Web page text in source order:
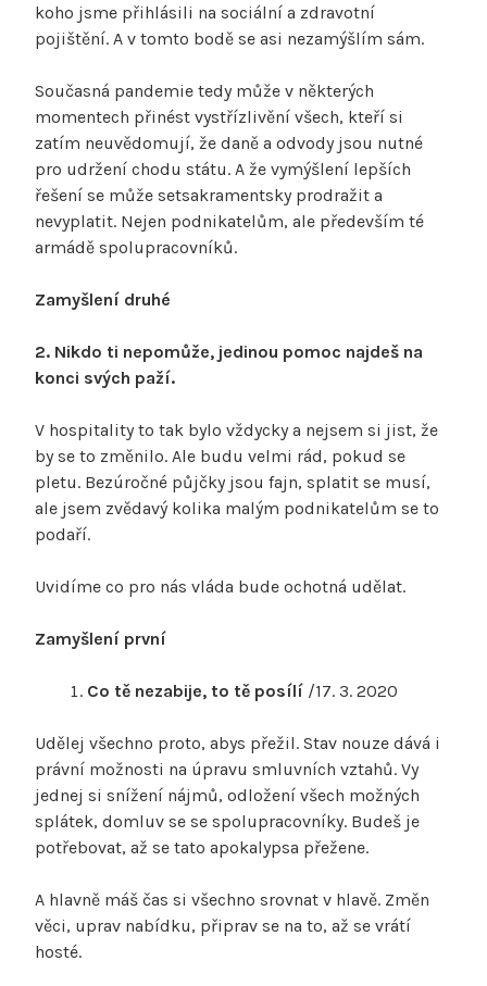
koho jsme přihlásili na sociální a zdravotní
pojištění. A v tomto bodě se asi nezamýšlím sám.
Současná pandemie tedy může v některých
momentech přinést vystřízlivění všech, kteří si
zatím neuvědomují, že daně a odvody jsou nutné
pro udržení chodu státu. A že vymýšlení lepších
řešení se může setsakramentsky prodražit a
nevyplatit. Nejen podnikatelům, ale především té
armádě spolupracovníků.
Zamyšlení druhé
2. Nikdo ti nepomůže, jedinou pomoc najdeš na
konci svých paží.
V hospitality to tak bylo vždycky a nejsem si jist, že
by se to změnilo. Ale budu velmi rád, pokud se
pletu. Bezúročné půjčky jsou fajn, splatit se musí,
ale jsem zvědavý kolika malým podnikatelům se to
podaří.
Uvidíme co pro nás vláda bude ochotná udělat.
Zamyšlení první
Co tě nezabije, to tě posílí /17. 3. 2020
Udělej všechno proto, abys přežil. Stav nouze dává i
právní možnosti na úpravu smluvních vztahů. Vy
jednej si snížení nájmů, odložení všech možných
splátek, domluv se se spolupracovníky. Budeš je
potřebovat, až se tato apokalypsa přežene.
A hlavně máš čas si všechno srovnat v hlavě. Změn
věci, uprav nabídku, připrav se na to, až se vrátí
hosté.